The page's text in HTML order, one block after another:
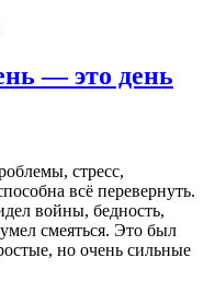
— это день
стресс,
всё перевернуть.
войны, бедность,
смеяться. Это был
но очень сильные